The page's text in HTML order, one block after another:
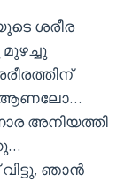
ശരീര
മുഴച്ചു
ആണലോ…
അനിയത്തി
ഞാൻ